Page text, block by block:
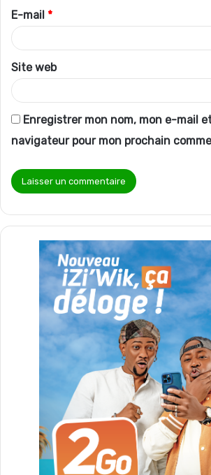
r
e
*
E-mail *
Site web
Enregistrer mon nom, mon e-mail
navigateur pour mon prochain